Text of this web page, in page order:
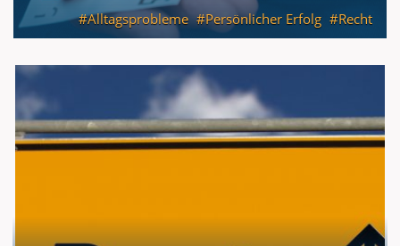
Alltagsprobleme
Persönlicher Erfolg Recht